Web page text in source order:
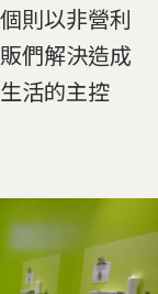
則以非營利
們解決造成
活的主控